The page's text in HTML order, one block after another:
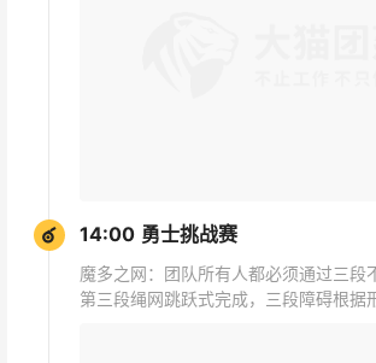
14:00 勇士挑战赛
魔多之网：团队所有人都必须通过三
第三段绳网跳跃式完成，三段障碍根